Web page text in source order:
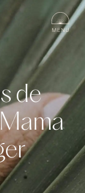
de